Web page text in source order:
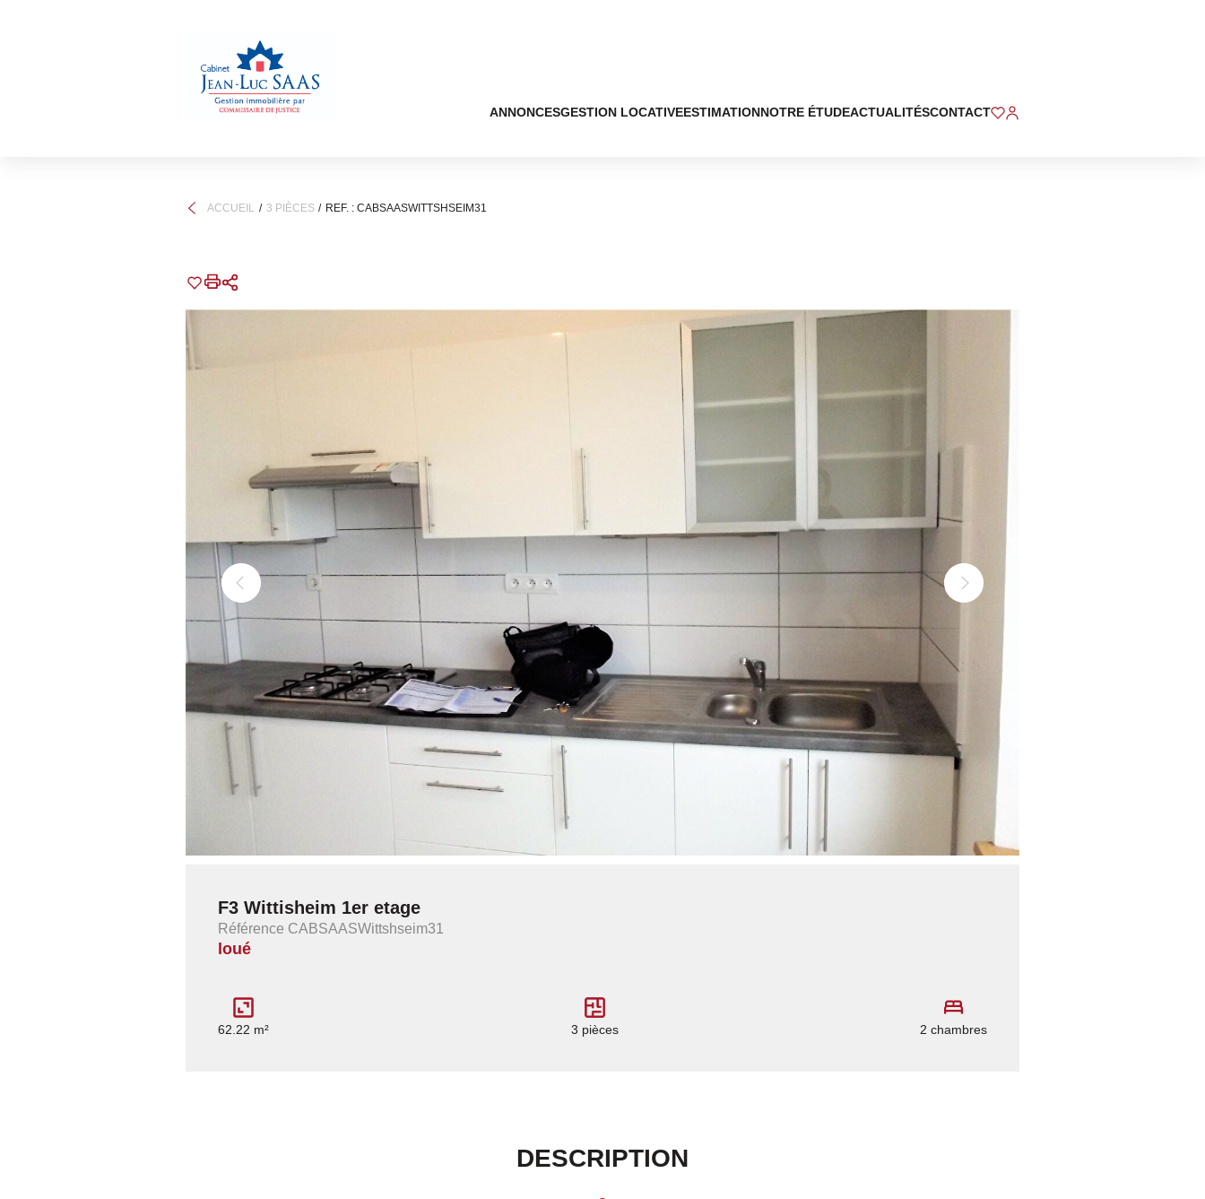
ANNONCESGESTION LOCATIVEESTIMATIONNOTRE ÉTUDEACTUALITÉSCONTACT
ACCUEIL 3 PIÈCES REF. : CABSAASWITTSHSEIM31
F3 Wittisheim 1er etage
Référence CABSAASWittshseim31
loué
62.22 m² 3 pièces 2 chambres
DESCRIPTION